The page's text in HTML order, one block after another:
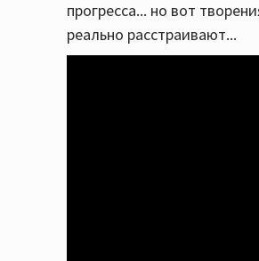
прогресса... но вот
реально расстраивают...